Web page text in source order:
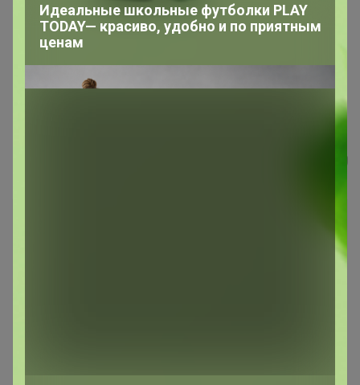
Главная
Алекса
Concept Club: архив
Идеальные школьные футболки PLAY
TODAY— красиво, удобно и по приятным
ценам